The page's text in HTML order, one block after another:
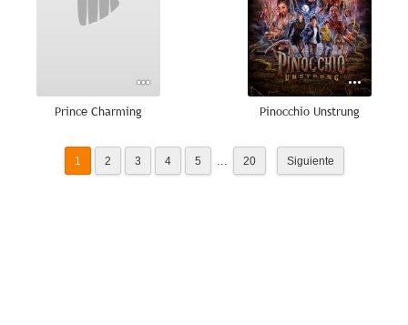
Prince Charming Pinocchio Unstrung
1 2 3 4 5 ... 20 Siguiente